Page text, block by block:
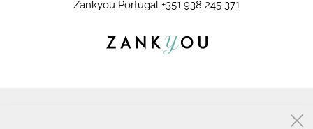
Zankyou Portugal +351 938 245 371